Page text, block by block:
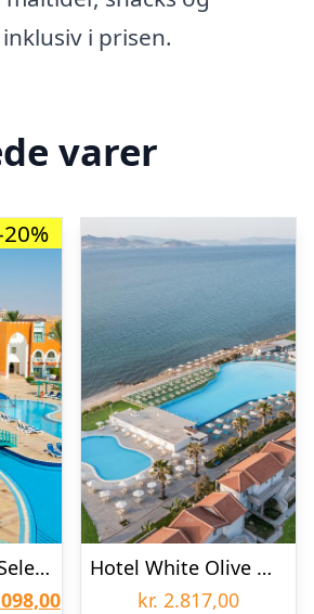
i prisen.
varer
Hotel SUNRISE Select Garden Beach
Den
Hotel White Olive Marine Aquapark
kr. 2.817,00